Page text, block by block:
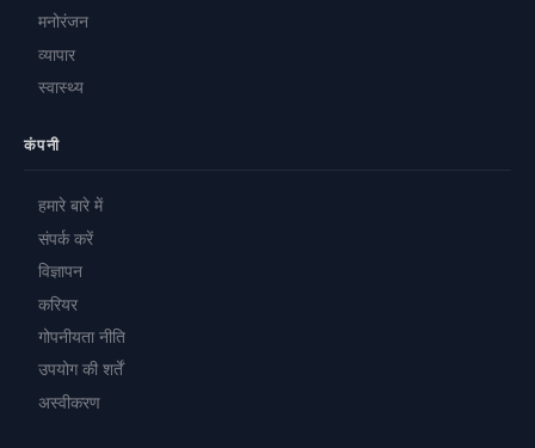
मनोरंजन
व्यापार
स्वास्थ्य
कंपनी
हमारे बारे में
संपर्क करें
विज्ञापन
करियर
गोपनीयता नीति
उपयोग की शर्तें
अस्वीकरण